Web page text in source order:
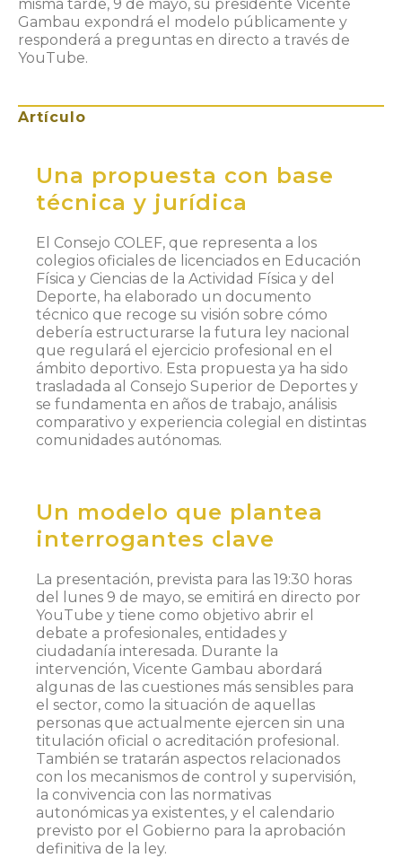
misma tarde, 9 de mayo, su presidente Vicente
Gambau expondrá el modelo públicamente y
responderá a preguntas en directo a través de
YouTube.
Artículo
Una propuesta con base
técnica y jurídica
El Consejo COLEF, que representa a los
colegios oficiales de licenciados en Educación
Física y Ciencias de la Actividad Física y del
Deporte, ha elaborado un documento
técnico que recoge su visión sobre cómo
debería estructurarse la futura ley nacional
que regulará el ejercicio profesional en el
ámbito deportivo. Esta propuesta ya ha sido
trasladada al Consejo Superior de Deportes y
se fundamenta en años de trabajo, análisis
comparativo y experiencia colegial en distintas
comunidades autónomas.
Un modelo que plantea
interrogantes clave
La presentación, prevista para las 19:30 horas
del lunes 9 de mayo, se emitirá en directo por
YouTube y tiene como objetivo abrir el
debate a profesionales, entidades y
ciudadanía interesada. Durante la
intervención, Vicente Gambau abordará
algunas de las cuestiones más sensibles para
el sector, como la situación de aquellas
personas que actualmente ejercen sin una
titulación oficial o acreditación profesional.
También se tratarán aspectos relacionados
con los mecanismos de control y supervisión,
la convivencia con las normativas
autonómicas ya existentes, y el calendario
previsto por el Gobierno para la aprobación
definitiva de la ley.